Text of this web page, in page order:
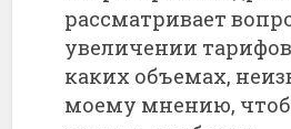
рассматривает
увеличении тарифов
каких объемах,
моему мнению,